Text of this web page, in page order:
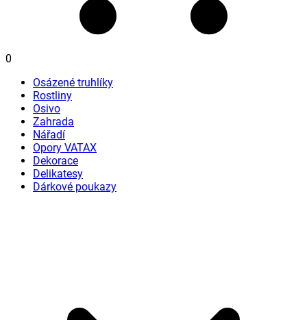
0
Osázené truhlíky
Rostliny
Osivo
Zahrada
Nářadí
Opory VATAX
Dekorace
Delikatesy
Dárkové poukazy